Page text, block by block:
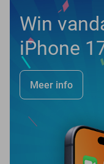
Win
iPhone
Meer info